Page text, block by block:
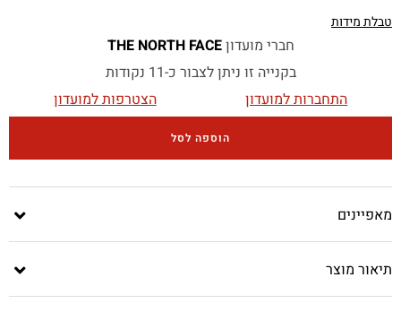
טבלת מידות
חברי מועדוןTHE NORTH FACE
בקנייה זו ניתן לצבור כ-11 נקודות
התחברות למועדון
הצטרפות למועדון
הוספה לסל
מאפיינים
תיאור מוצר